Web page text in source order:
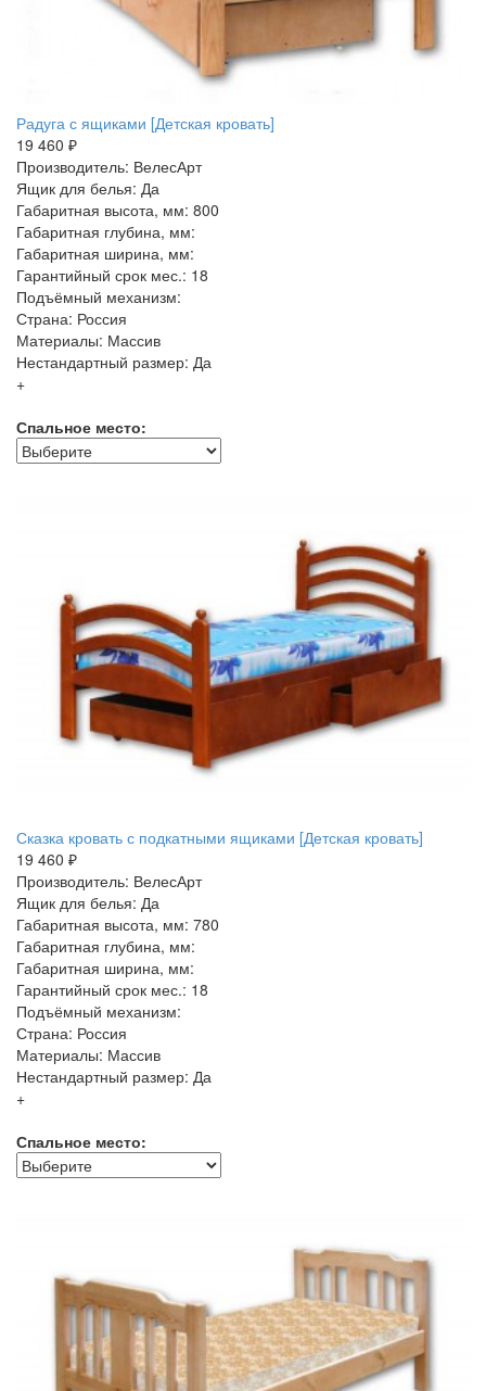
Радуга с ящиками [Детская кровать]
19 460 ₽
Производитель: ВелесАрт
Ящик для белья: Да
Габаритная высота, мм: 800
Габаритная глубина, мм:
Габаритная ширина, мм:
Гарантийный срок мес.: 18
Подъёмный механизм:
Страна: Россия
Материалы: Массив
Нестандартный размер: Да
+
Спальное место:
Сказка кровать с подкатными ящиками [Детская кровать]
19 460 ₽
Производитель: ВелесАрт
Ящик для белья: Да
Габаритная высота, мм: 780
Габаритная глубина, мм:
Габаритная ширина, мм:
Гарантийный срок мес.: 18
Подъёмный механизм:
Страна: Россия
Материалы: Массив
Нестандартный размер: Да
+
Спальное место: